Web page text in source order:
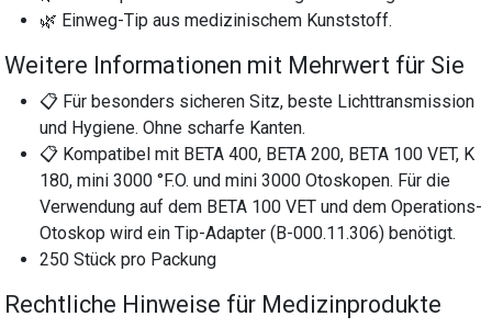
🌿 Einweg-Tip aus medizinischem Kunststoff.
Weitere Informationen mit Mehrwert für Sie
📋 Für besonders sicheren Sitz, beste Lichttransmission
und Hygiene. Ohne scharfe Kanten.
📋 Kompatibel mit BETA 400, BETA 200, BETA 100 VET, K
180, mini 3000 °F.O. und mini 3000 Otoskopen. Für die
Verwendung auf dem BETA 100 VET und dem Operations-
Otoskop wird ein Tip-Adapter (B-000.11.306) benötigt.
250 Stück pro Packung
Rechtliche Hinweise für Medizinprodukte